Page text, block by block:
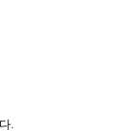
.